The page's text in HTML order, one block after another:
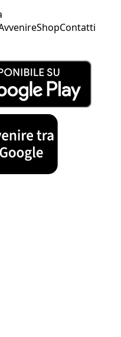
ShopContatti